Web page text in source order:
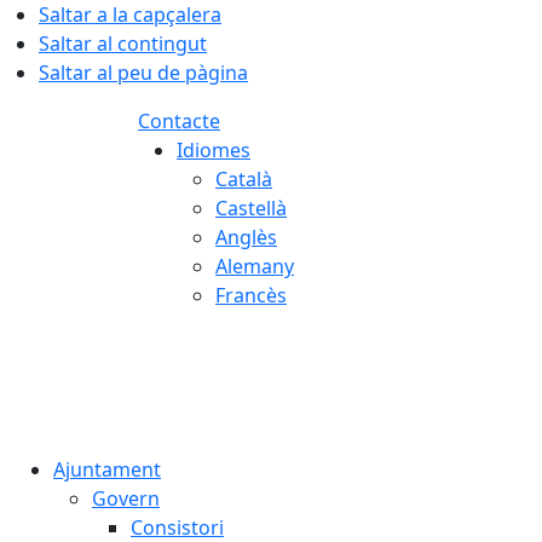
Saltar a la capçalera
Saltar al contingut
Saltar al peu de pàgina
Contacte
Idiomes
Català
Castellà
Anglès
Alemany
Francès
Ajuntament
Govern
Consistori